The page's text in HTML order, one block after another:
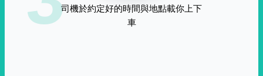
司機於約定好的時間與地點載你上下
車